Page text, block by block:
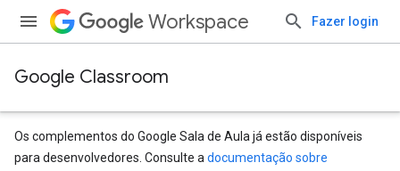
Workspace Fazer login
Google Classroom
Os complementos do Google Sala de Aula já estão disponíveis
para desenvolvedores. Consulte a documentação sobre